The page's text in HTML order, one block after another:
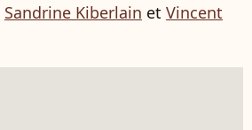
Sandrine Kiberlain et Vincent